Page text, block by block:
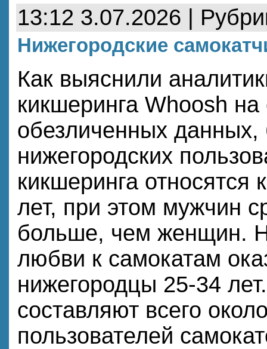
13:12 3.07.2026 |
Нижегородские
Как выяснили
кикшеринга Whoosh на
обезличенных данных,
нижегородских
кикшеринга относятся
лет, при этом мужчин
больше, чем женщин.
любви к самокатам
нижегородцы 25-34
составляют всего
пользователей